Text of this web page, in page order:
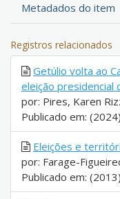
Metadados do item
Registros relacionados
Getúlio volta ao
eleição presidencial
por: Pires, Karen
Publicado em: (2024)
Eleições e
por: Farage-
Publicado em: (2013)